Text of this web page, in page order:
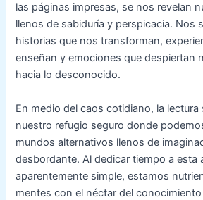
las páginas impresas, se nos revelan
llenos de sabiduría y perspicacia. Nos
historias que nos transforman,
enseñan y emociones que despiertan
hacia lo desconocido.
En medio del caos cotidiano, la lectura
nuestro refugio seguro donde
mundos alternativos llenos de
desbordante. Al dedicar tiempo a esta
aparentemente simple, estamos
mentes con el néctar del